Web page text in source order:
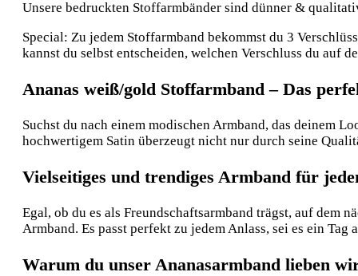
Unsere bedruckten Stoffarmbänder sind dünner &
Special: Zu jedem Stoffarmband bekommst du 3
kannst du selbst entscheiden, welchen Verschluss du auf
Ananas weiß/gold Stoffarmband – Das
Suchst du nach einem modischen Armband, das deinem
hochwertigem Satin überzeugt nicht nur durch seine
Vielseitiges und trendiges Armband für
Egal, ob du es als Freundschaftsarmband trägst, auf dem
Armband. Es passt perfekt zu jedem Anlass, sei es ein
Warum du unser Ananasarmband lieben